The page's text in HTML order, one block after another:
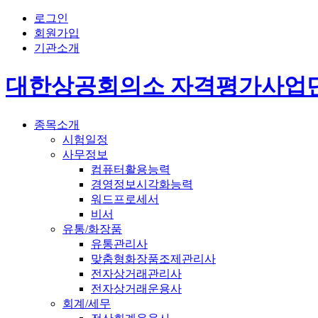
로그인
회원가입
기관소개
대한상공회의소 자격평가사업
종목소개
시험일정
사무정보
컴퓨터활용능력
경영정보시각화능력
워드프로세서
비서
유통/화장품
유통관리사
맞춤형화장품조제관리사
전자상거래관리사
전자상거래운용사
회계/세무